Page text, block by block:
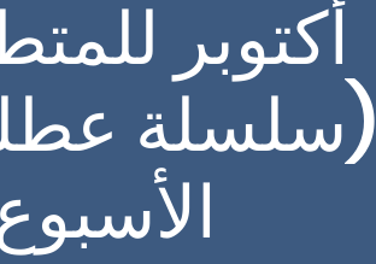
أكتوبر
(سلسلة